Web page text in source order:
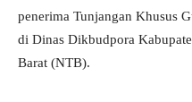
penerima Tunjangan Khusus
di Dinas Dikbudpora
Barat (NTB).